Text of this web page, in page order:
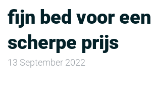
fijn bed voor een
scherpe prijs
13 September 2022